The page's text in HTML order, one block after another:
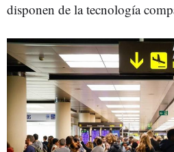
disponen de la tecnología